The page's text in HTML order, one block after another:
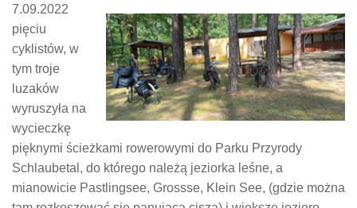
7.09.2022
pięciu
cyklistów, w
tym troje
luzaków
wyruszyła na
wycieczkę
pięknymi ścieżkami rowerowymi do Parku Przyrody
Schlaubetal, do którego należą jeziorka leśne, a
mianowicie Pastlingsee, Grossse, Klein See, (gdzie można